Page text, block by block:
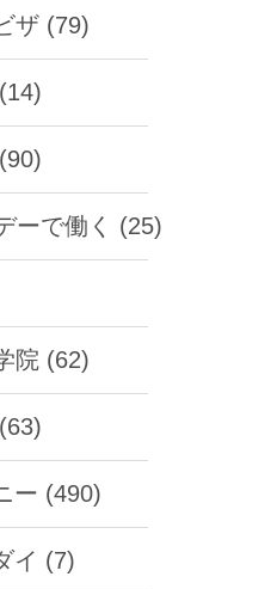
ザ (79)
ーで働く (25)
院 (62)
ー (490)
イ (7)